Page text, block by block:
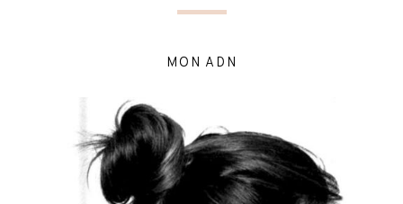
MON ADN